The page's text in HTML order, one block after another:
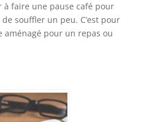
à faire une pause café pour
souffler un peu. C’est pour
aménagé pour un repas ou